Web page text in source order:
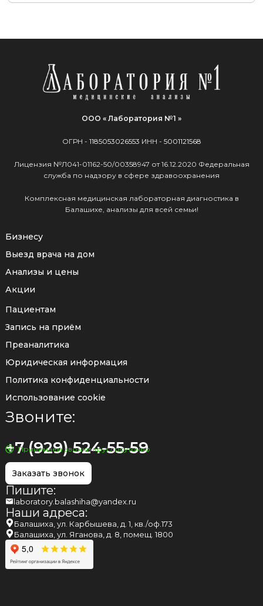
ООО « Лаборатория №1 »
ОГРН - 1185053026553 ИНН - 5001121568
Лицензия №Л041-01162-50/00358947 от 16.12.2020 Федеральная
служба по надзору в сфере здравоохранения
Комплексная медицинская лабораторная диагностика в
Балашихе, анализы для всей семьи!
Бизнесу
Выезд врача на дом
Анализы и цены
Акции
Пациентам
Запись на приём
Преаналитика
Юридическая информация
Политика конфиденциальности
Использование cookie
Звоните:
+7 (929) 524-55-59
Принимаем звонки круглосуточно
Заказать звонок
Пишите:
laboratory.balashiha@yandex.ru
Наши адреса:
Балашиха, ул. Карбышева, д. 1, кв./оф.173
Балашиха, ул. Яганова, д. 8, помещ. 1800